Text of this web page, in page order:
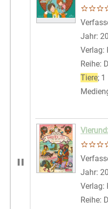
Jahr:
Verlag:
Reihe:
Tiere; 1
Jahr:
Verlag:
Reihe: